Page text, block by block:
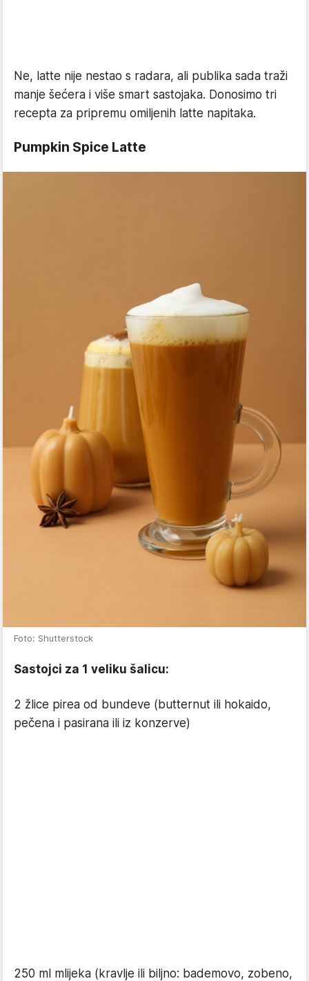
Ne, latte nije nestao s radara, ali publika sada traži
manje šećera i više smart sastojaka. Donosimo tri
recepta za pripremu omiljenih latte napitaka.
Pumpkin Spice Latte
Foto: Shutterstock
Sastojci za 1 veliku šalicu:
2 žlice pirea od bundeve (butternut ili hokaido,
pečena i pasirana ili iz konzerve)
250 ml mlijeka (kravlje ili biljno: bademovo, zobeno,